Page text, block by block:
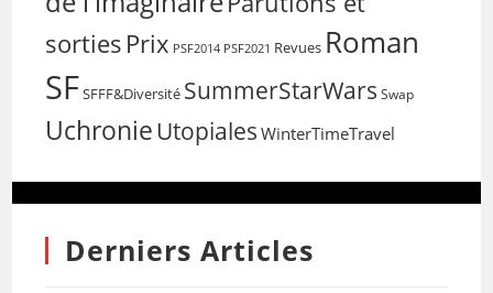
sorties Prix PSF2014 PSF2021 Revues Roman
SFSFFF&Diversité SummerStarWars Swap
Uchronie Utopiales WinterTimeTravel
Derniers Articles